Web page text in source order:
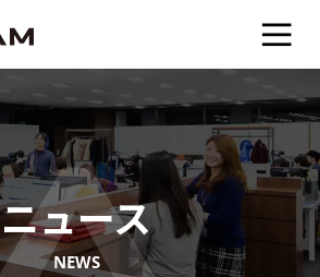
ニュース
NEWS